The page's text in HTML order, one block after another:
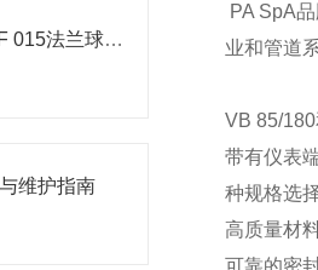
德国Marchel KH-F 015法兰球阀的设计特点
维护指南
PA SpA
业和管道
VB 85/
带有仪表
种规格选
高质量材
可靠的密